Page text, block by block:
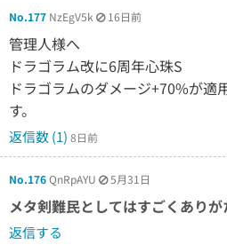
No.177 NzEgV5k 16日前
管理人様へ
ドラゴラム改に6周年心珠S
ドラゴラムのダメージ+70%が適
す。
返信数 (1) 8日前
No.176QnRpAYU 5月31日
メタ剣難民としてはすごくあり
返信する